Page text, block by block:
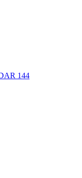
144